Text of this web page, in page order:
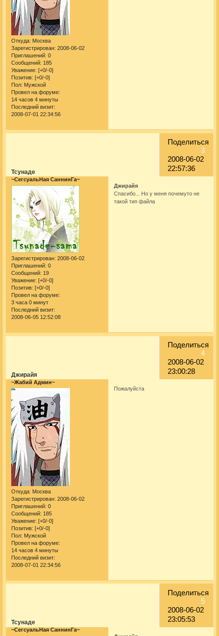
Откуда: Москва
Зарегистрирован: 2008-06-02
Приглашений: 0
Сообщений: 185
Уважение: [+0/-0]
Позитив: [+0/-0]
Пол: Мужской
Провел на форуме:
14 часов 4 минуты
Последний визит:
2008-07-01 22:34:56
Поделиться
3
2008-06-02
22:57:36
Тсунаде
~СегсуальНая СаннинГа~
Зарегистрирован: 2008-06-02
Приглашений: 0
Сообщений: 19
Уважение: [+0/-0]
Позитив: [+0/-0]
Провел на форуме:
3 часа 0 минут
Последний визит:
2008-06-05 12:52:08
Джирайя
Спасибо... Но у меня почемуто не
такой тип файла
Поделиться
4
2008-06-02
23:00:28
Джирайя
~Жабий Админ~
Откуда: Москва
Зарегистрирован: 2008-06-02
Приглашений: 0
Сообщений: 185
Уважение: [+0/-0]
Позитив: [+0/-0]
Пол: Мужской
Провел на форуме:
14 часов 4 минуты
Последний визит:
2008-07-01 22:34:56
Пожалуйста
Поделиться
5
2008-06-02
23:05:53
Тсунаде
~СегсуальНая СаннинГа~